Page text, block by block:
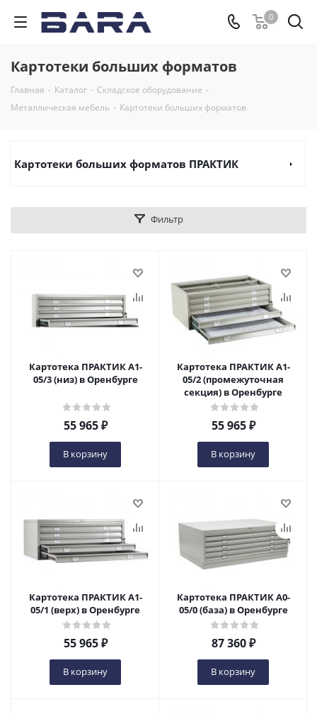
0
Картотеки больших форматов
Главная - Каталог - Складское оборудование -
Металлическая мебель - Картотеки больших форматов
Картотеки больших форматов ПРАКТИК
Фильтр
Картотека ПРАКТИК A1-
05/3 (низ) в Оренбурге
55 965₽
В корзину
Картотека ПРАКТИК A1-
05/2 (промежуточная
секция) в Оренбурге
55 965₽
В корзину
Картотека ПРАКТИК A1-
05/1 (верх) в Оренбурге
55 965₽
В корзину
Картотека ПРАКТИК A0-
05/0 (база) в Оренбурге
87 360₽
В корзину